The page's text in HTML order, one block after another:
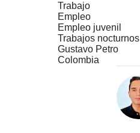
Trabajo
Empleo
Empleo juvenil
Trabajos nocturnos
Gustavo Petro
Colombia